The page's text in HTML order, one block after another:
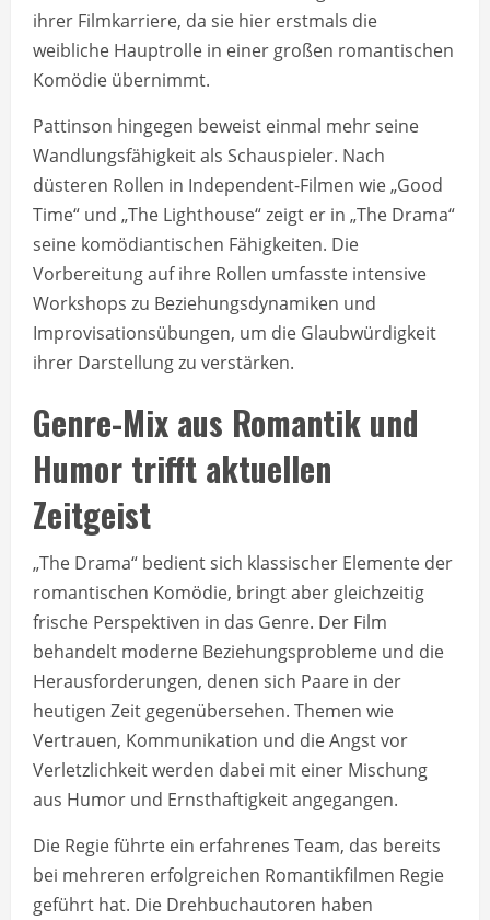
ihrer Filmkarriere, da sie hier erstmals die
weibliche Hauptrolle in einer großen romantischen
Komödie übernimmt.
Pattinson hingegen beweist einmal mehr seine
Wandlungsfähigkeit als Schauspieler. Nach
düsteren Rollen in Independent-Filmen wie „Good
Time“ und „The Lighthouse“ zeigt er in „The Drama“
seine komödiantischen Fähigkeiten. Die
Vorbereitung auf ihre Rollen umfasste intensive
Workshops zu Beziehungsdynamiken und
Improvisationsübungen, um die Glaubwürdigkeit
ihrer Darstellung zu verstärken.
Genre-Mix aus Romantik und
Humor trifft aktuellen
Zeitgeist
„The Drama“ bedient sich klassischer Elemente der
romantischen Komödie, bringt aber gleichzeitig
frische Perspektiven in das Genre. Der Film
behandelt moderne Beziehungsprobleme und die
Herausforderungen, denen sich Paare in der
heutigen Zeit gegenübersehen. Themen wie
Vertrauen, Kommunikation und die Angst vor
Verletzlichkeit werden dabei mit einer Mischung
aus Humor und Ernsthaftigkeit angegangen.
Die Regie führte ein erfahrenes Team, das bereits
bei mehreren erfolgreichen Romantikfilmen Regie
geführt hat. Die Drehbuchautoren haben